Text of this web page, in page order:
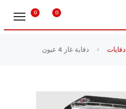
0
0
دفايات دفاية غاز 4 عيون